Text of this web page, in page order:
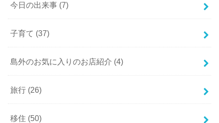
今日の出来事 (7)
子育て (37)
島外のお気に入りのお店紹介 (4)
旅行 (26)
移住 (50)